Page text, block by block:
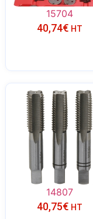
15704
40,74€ HT
14807
40,75€ HT